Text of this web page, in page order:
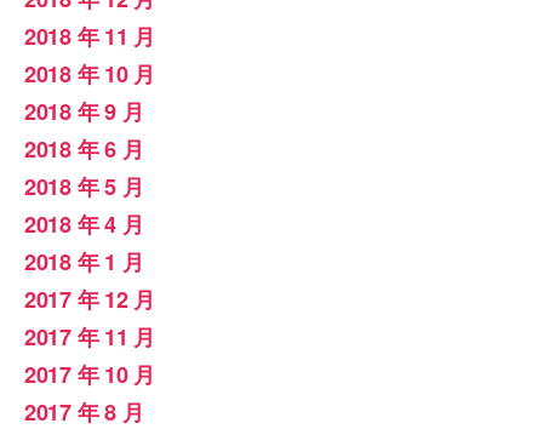
2018 年 11 月
2018 年 10 月
2018 年 9 月
2018 年 6 月
2018 年 5 月
2018 年 4 月
2018 年 1 月
2017 年 12 月
2017 年 11 月
2017 年 10 月
2017 年 8 月